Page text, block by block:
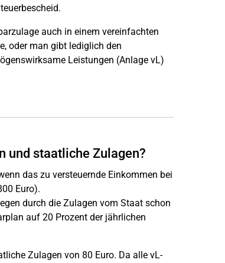
auch in einem vereinfachten
oder man gibt lediglich den
Leistungen (Anlage vL)
und staatliche Zulagen?
das zu versteuernde Einkommen bei
Euro).
durch die Zulagen vom Staat schon
auf 20 Prozent der jährlichen
Zulagen von 80 Euro. Da alle vL-